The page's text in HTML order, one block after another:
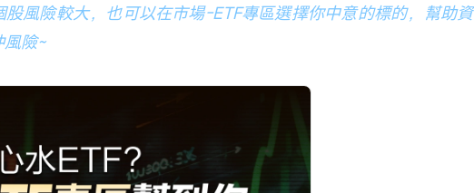
股風險較大，也可以在市場-ETF專區選擇你中意的標的，幫助資
險~